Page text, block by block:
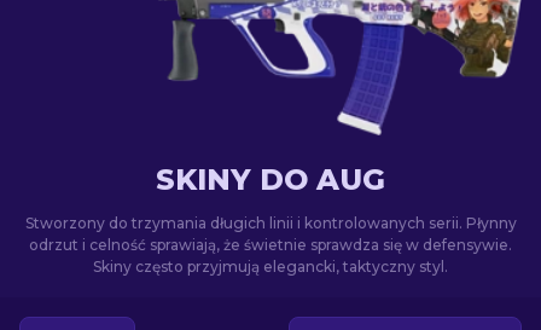
karabinów snajperskich
Skrzynki
Inne
SKINY DO AUG
Stworzony do trzymania długich linii i kontrolowanych serii. Płynny
odrzut i celność sprawiają, że świetnie sprawdza się w defensywie.
Skiny często przyjmują elegancki, taktyczny styl.